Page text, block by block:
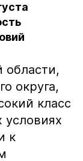
области,
округа,
класс
условиях
к